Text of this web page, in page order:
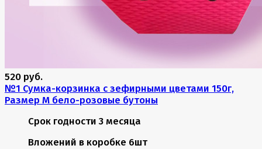
520 руб.
№1 Сумка-корзинка с зефирными цветами 150г,
Размер М бело-розовые бутоны
Срок годности 3 месяца
Вложений в коробке 6шт